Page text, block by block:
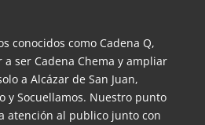
conocidos como Cadena Q,
ser Cadena Chema y ampliar
a Alcázar de San Juan,
y Socuellamos. Nuestro punto
atención al publico junto con